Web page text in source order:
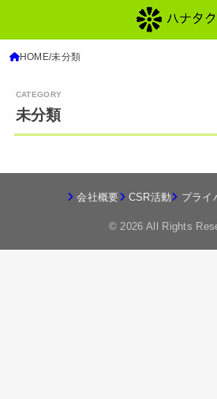
HOME 未分類
未分類
会社概要 CSR活動 プライ
© 2026 All Rights